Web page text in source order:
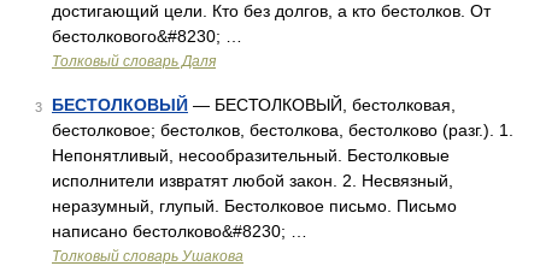
достигающий цели. Кто без долгов, а кто бестолков. От
бестолкового&#8230; …
Толковый словарь Даля
3 БЕСТОЛКОВЫЙ — БЕСТОЛКОВЫЙ, бестолковая,
бестолковое; бестолков, бестолкова, бестолково (разг.). 1.
Непонятливый, несообразительный. Бестолковые
исполнители извратят любой закон. 2. Несвязный,
неразумный, глупый. Бестолковое письмо. Письмо
написано бестолково&#8230; …
Толковый словарь Ушакова